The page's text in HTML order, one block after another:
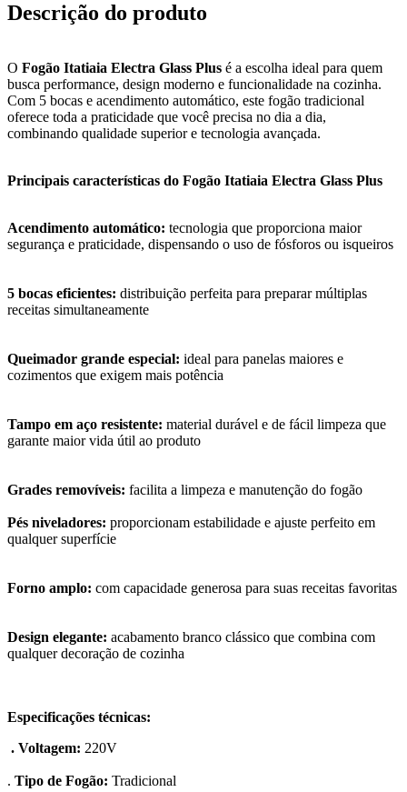
Descrição do produto
O Fogão Itatiaia Electra Glass Plus é a escolha ideal para quem
busca performance, design moderno e funcionalidade na cozinha.
Com 5 bocas e acendimento automático, este fogão tradicional
oferece toda a praticidade que você precisa no dia a dia,
combinando qualidade superior e tecnologia avançada.
Principais características do Fogão Itatiaia Electra Glass Plus
Acendimento automático: tecnologia que proporciona maior
segurança e praticidade, dispensando o uso de fósforos ou isqueiros
5 bocas eficientes: distribuição perfeita para preparar múltiplas
receitas simultaneamente
Queimador grande especial: ideal para panelas maiores e
cozimentos que exigem mais potência
Tampo em aço resistente: material durável e de fácil limpeza que
garante maior vida útil ao produto
Grades removíveis: facilita a limpeza e manutenção do fogão
Pés niveladores: proporcionam estabilidade e ajuste perfeito em
qualquer superfície
Forno amplo: com capacidade generosa para suas receitas favoritas
Design elegante: acabamento branco clássico que combina com
qualquer decoração de cozinha
Especificações técnicas:
. Voltagem: 220V
. Tipo de Fogão: Tradicional